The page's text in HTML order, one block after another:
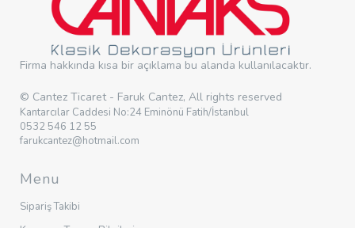
Firma hakkında kısa bir açıklama bu alanda kullanılacaktır.
© Cantez Ticaret - Faruk Cantez, All rights reserved
Kantarcılar Caddesi No:24 Eminönü Fatih/İstanbul
0532 546 12 55
farukcantez@hotmail.com
Menu
Sipariş Takibi